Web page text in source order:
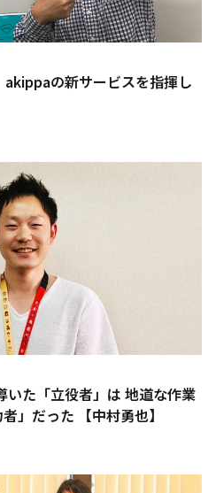
の新サービスを指揮し
いた「立役者」は 地道な作業
」だった 【中村勇也】